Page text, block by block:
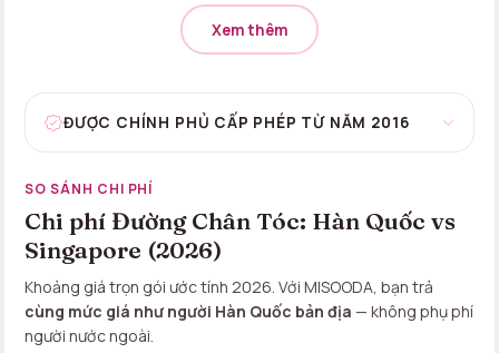
Xem thêm
ĐƯỢC CHÍNH PHỦ CẤP PHÉP TỪ NĂM 2016
SO SÁNH CHI PHÍ
Chi phí Đường Chân Tóc: Hàn Quốc vs
Singapore (2026)
Khoảng giá trọn gói ước tính 2026. Với MISOODA, bạn trả
cùng mức giá như người Hàn Quốc bản địa — không phụ phí
người nước ngoài.